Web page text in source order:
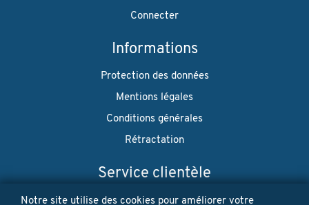
Connecter
Informations
Protection des données
Mentions légales
Conditions générales
Rétractation
Service clientèle
Envoi
Notre site utilise des cookies pour améliorer votre